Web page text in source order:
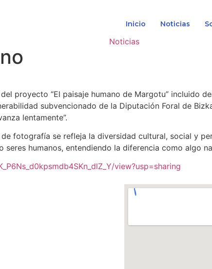
Inicio Noticias
Noticias
proyecto “El paisaje humano de Margotu” incluido
subvencionado de la Diputación Foral de
lentamente”.
fotografía se refleja la diversidad cultural, social y
humanos, entendiendo la diferencia como algo
view?usp=sharing